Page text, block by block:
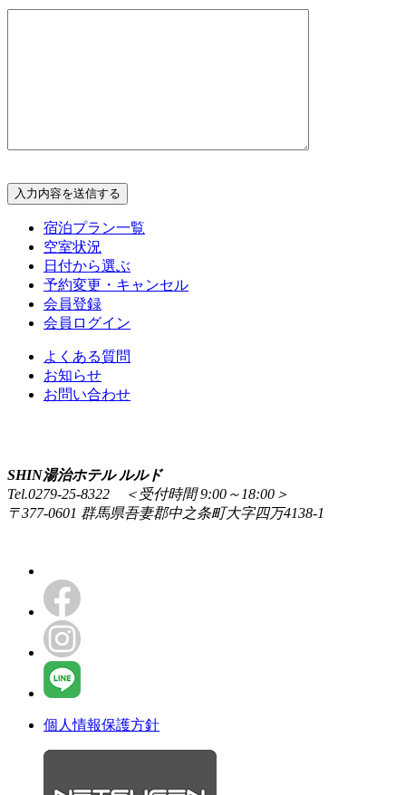
宿泊プラン一覧
空室状況
日付から選ぶ
予約変更・キャンセル
会員登録
会員ログイン
よくある質問
お知らせ
お問い合わせ
SHIN湯治ホテル ルルド
Tel.0279-25-8322 ＜受付時間 9:00～18:00＞
〒377-0601 群馬県吾妻郡中之条町大字四万4138-1
個人情報保護方針